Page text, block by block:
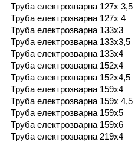
Труба електрозварна 127х 3,5
Труба електрозварна 127х 4
Труба електрозварна 133х3
Труба електрозварна 133х3,5
Труба електрозварна 133х4
Труба електрозварна 152х4
Труба електрозварна 152х4,5
Труба електрозварна 159х4
Труба електрозварна 159х 4,5
Труба електрозварна 159х5
Труба електрозварна 159х6
Труба електрозварна 219х4